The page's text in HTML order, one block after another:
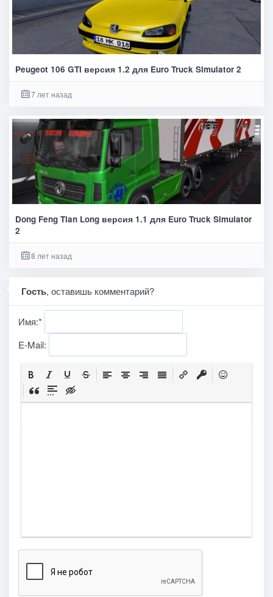
Peugeot 106 GTI версия 1.2 для Euro Truck Simulator 2
7 лет назад
Dong Feng Tian Long версия 1.1 для Euro Truck Simulator
2
8 лет назад
Гость, оставишь комментарий?
Имя:*
E-Mail: